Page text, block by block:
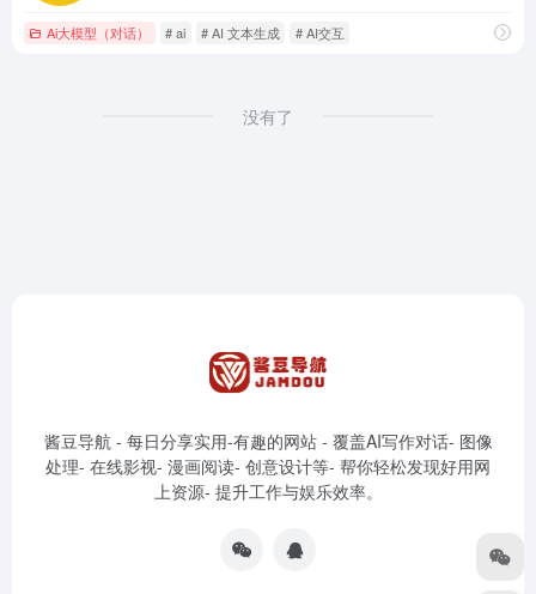
Ai大模型（对话） # ai # AI 文本生成 # AI交互
没有了
酱豆导航 - 每日分享实用-有趣的网站 - 覆盖AI写作对话- 图像
处理- 在线影视- 漫画阅读- 创意设计等- 帮你轻松发现好用网
上资源- 提升工作与娱乐效率。